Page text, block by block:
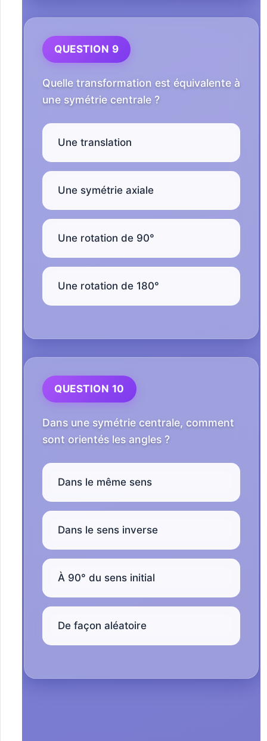
QUESTION 9
Quelle transformation est équivalente à
une symétrie centrale ?
Une translation
Une symétrie axiale
Une rotation de 90°
Une rotation de 180°
QUESTION 10
Dans une symétrie centrale, comment
sont orientés les angles ?
Dans le même sens
Dans le sens inverse
À 90° du sens initial
De façon aléatoire